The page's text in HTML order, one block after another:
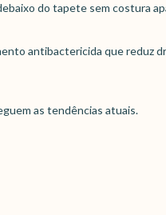
do tapete sem costura
antibactericida que reduz
as tendências atuais.